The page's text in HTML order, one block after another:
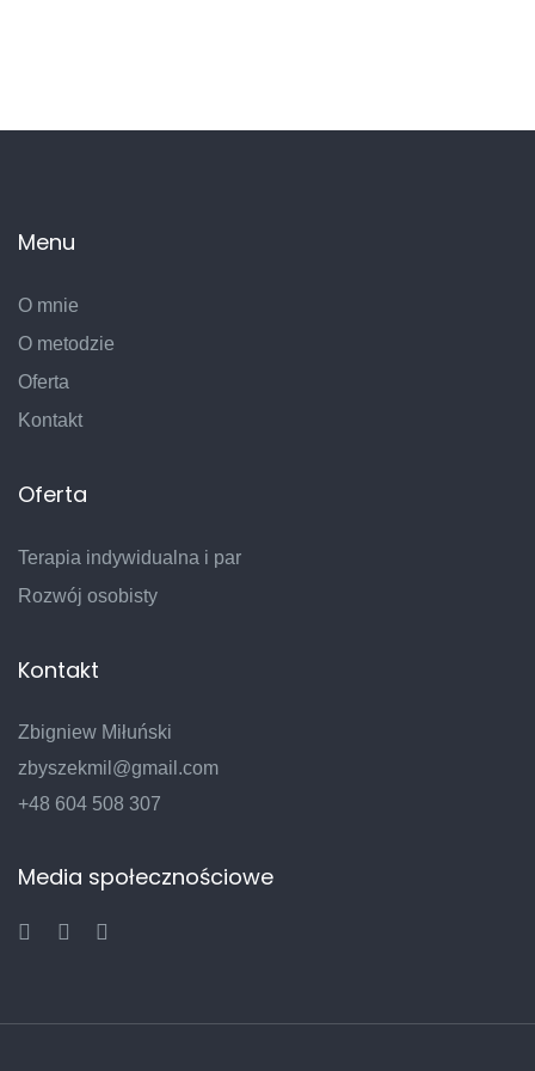
Menu
O mnie
O metodzie
Oferta
Kontakt
Oferta
Terapia indywidualna i par
Rozwój osobisty
Kontakt
Zbigniew Miłuński
zbyszekmil@gmail.com
+48 604 508 307
Media społecznościowe